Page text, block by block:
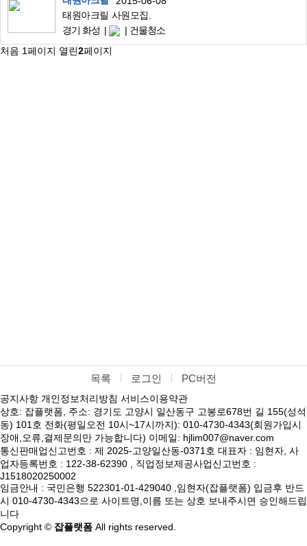
태원아크릴 사원모집.
경기 화성
건물청소
처음 1페이지 열린2페이지
목록 로그인 PC버전
공지사항 개인정보처리방침 서비스이용약관
상호: 잡플랫폼, 주소: 경기도 고양시 일산동구 고봉로678번 길 155(성석
동) 101호 전화(평일오전 10시~17시까지): 010-4730-4343(회원가입시
장애,오류,결제문의만 가능합니다) 이메일: hjlim007@naver.com
통신판매업신고번호 : 제 2025-고양일산동-0371호 대표자 : 임현자, 사
업자등록번호 : 122-38-62390 , 직업정보제공사업신고번호 :
J1518020250002
임금안내 : 국민은행 522301-01-429040 ,임현자(잡플랫폼) 입금후 반드
시 010-4730-4343으로 사이트명,이름 또는 상호 보내주시면 승인해드립
니다
Copyright © 잡플랫폼 All rights reserved.